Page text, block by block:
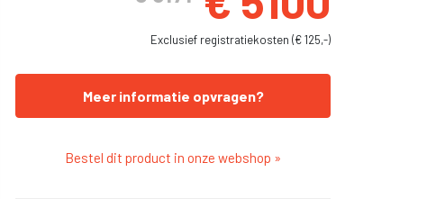
Exclusief registratiekosten (€ 125,-)
Meer informatie opvragen?
Bestel dit product in onze webshop »